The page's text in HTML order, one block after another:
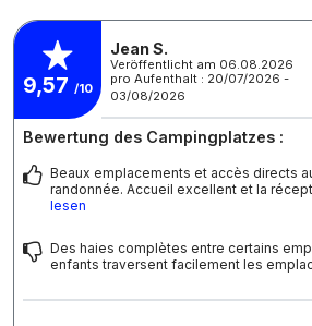
9,57 /10
Jean S.
Veröffentlicht am 06.08.2026
pro Aufenthalt : 20/07/2026 -
03/08/2026
Bewertung des Campingplatzes :
Beaux emplacements et accès directs
randonnée. Accueil excellent et la
lesen
Des haies complètes entre certains
enfants traversent facilement les